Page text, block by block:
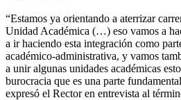
“Estamos ya orientando a aterrizar
Unidad Académica (…) eso vamos a
a ir haciendo esta integración como
académico-administrativa, y vamos
a unir algunas unidades académicas
burocracia que es una parte
expresó el Rector en entrevista al